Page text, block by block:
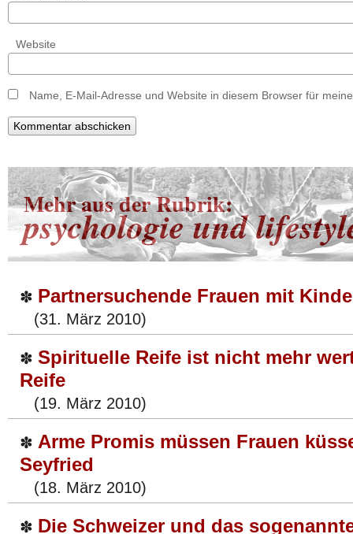
Website
Name, E-Mail-Adresse und Website in diesem Browser für
Mehr aus der Rubrik:
psychologie und
✽ Partnersuchende Frauen mit
(31. März 2010)
✽ Spirituelle Reife ist nicht mehr
Reife
(19. März 2010)
✽ Arme Promis müssen Frauen
Seyfried
(18. März 2010)
✽ Die Schweizer und das